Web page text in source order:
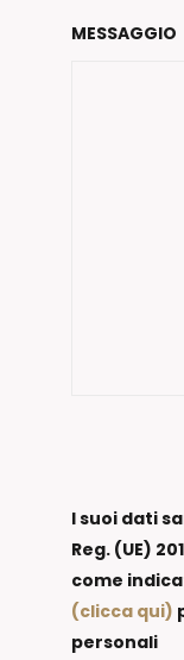
MESSAGGIO
I suoi dati
Reg. (UE)
come
(clicca qui)
personali